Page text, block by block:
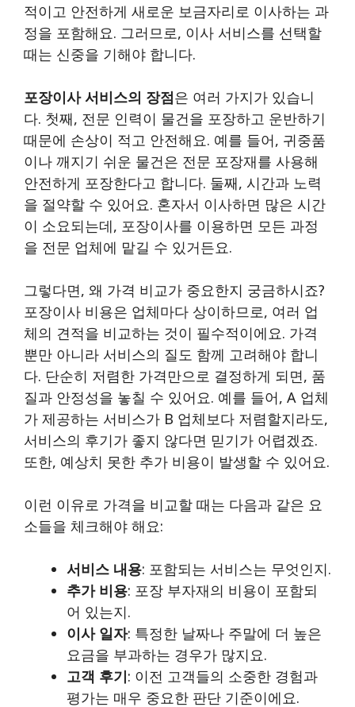
적이고 안전하게 새로운 보금자리로 이사하는 과
정을 포함해요. 그러므로, 이사 서비스를 선택할
때는 신중을 기해야 합니다.
포장이사 서비스의 장점은 여러 가지가 있습니
다. 첫째, 전문 인력이 물건을 포장하고 운반하기
때문에 손상이 적고 안전해요. 예를 들어, 귀중품
이나 깨지기 쉬운 물건은 전문 포장재를 사용해
안전하게 포장한다고 합니다. 둘째, 시간과 노력
을 절약할 수 있어요. 혼자서 이사하면 많은 시간
이 소요되는데, 포장이사를 이용하면 모든 과정
을 전문 업체에 맡길 수 있거든요.
그렇다면, 왜 가격 비교가 중요한지 궁금하시죠?
포장이사 비용은 업체마다 상이하므로, 여러 업
체의 견적을 비교하는 것이 필수적이에요. 가격
뿐만 아니라 서비스의 질도 함께 고려해야 합니
다. 단순히 저렴한 가격만으로 결정하게 되면, 품
질과 안정성을 놓칠 수 있어요. 예를 들어, A 업체
가 제공하는 서비스가 B 업체보다 저렴할지라도,
서비스의 후기가 좋지 않다면 믿기가 어렵겠죠.
또한, 예상치 못한 추가 비용이 발생할 수 있어요.
이런 이유로 가격을 비교할 때는 다음과 같은 요
소들을 체크해야 해요:
서비스 내용: 포함되는 서비스는 무엇인지.
추가 비용: 포장 부자재의 비용이 포함되
어 있는지.
이사 일자: 특정한 날짜나 주말에 더 높은
요금을 부과하는 경우가 많지요.
고객 후기: 이전 고객들의 소중한 경험과
평가는 매우 중요한 판단 기준이에요.